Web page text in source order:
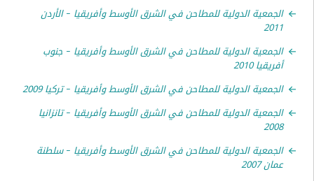
الدولية للمطاحن في الشرق الأوسط وأفريقيا – الأردن
الدولية للمطاحن في الشرق الأوسط وأفريقيا – جنوب
الدولية للمطاحن في الشرق الأوسط وأفريقيا – تركيا 2009
الدولية للمطاحن في الشرق الأوسط وأفريقيا – تانزانيا
الدولية للمطاحن في الشرق الأوسط وأفريقيا – سلطنة